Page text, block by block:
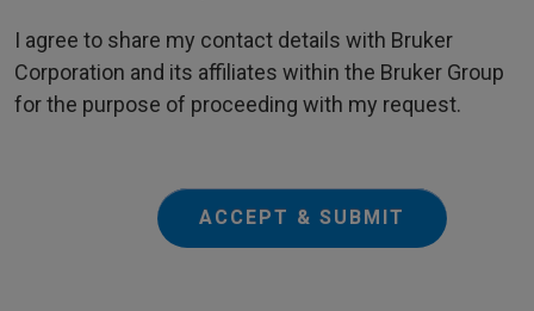
I agree to share my contact details with Bruker
Corporation and its affiliates within the Bruker Group
for the purpose of proceeding with my request.
ACCEPT & SUBMIT